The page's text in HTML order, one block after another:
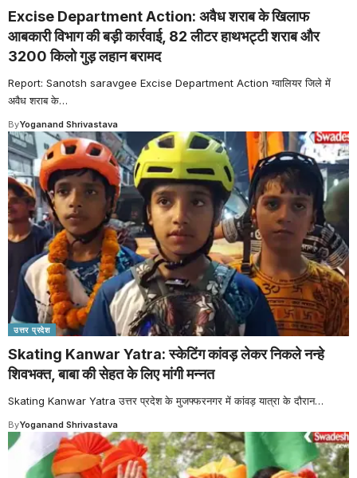
Excise Department Action: अवैध शराब के खिलाफ
आबकारी विभाग की बड़ी कार्रवाई, 82 लीटर हाथभट्टी शराब और
3200 किलो गुड़ लहान बरामद
Report: Sanotsh saravgee Excise Department Action ग्वालियर जिले में
अवैध शराब के…
ByYoganand Shrivastava
उत्तर प्रदेश
Skating Kanwar Yatra: स्केटिंग कांवड़ लेकर निकले नन्हे
शिवभक्त, बाबा की सेहत के लिए मांगी मन्नत
Skating Kanwar Yatra उत्तर प्रदेश के मुजफ्फरनगर में कांवड़ यात्रा के दौरान…
ByYoganand Shrivastava